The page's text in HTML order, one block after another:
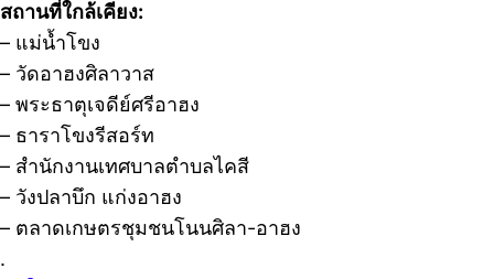
สถานที่ใกล้เคียง:
– แม่น้ำโขง
– วัดอาฮงศิลาวาส
– พระธาตุเจดีย์ศรีอาฮง
– ธาราโขงรีสอร์ท
– สำนักงานเทศบาลตำบลไคสี
– วังปลาบึก แก่งอาฮง
– ตลาดเกษตรชุมชนโนนศิลา-อาฮง
.